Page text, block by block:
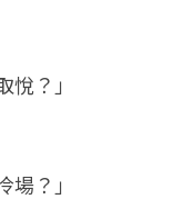
悅？」
場？」